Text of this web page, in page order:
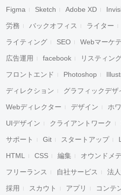
Figma Sketch Adobe XD
労務 バックオフィス ライター
ライティング SEO Webマーケ
広告運用 facebook リスティン
フロントエンド Photoshop
ディレクション グラフィックデザ
Webディレクター デザイン ホ
UIデザイン クライアントワーク
サポート Git スタートアップ
HTML CSS 編集 オウンドメ
フリーランス 自社サービス 法
採用 スカウト アプリ コンテ